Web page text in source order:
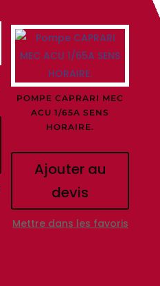
POMPE CAPRARI MEC
ACU 1/65A SENS
HORAIRE.
Ajouter au
devis
Mettre dans les favoris